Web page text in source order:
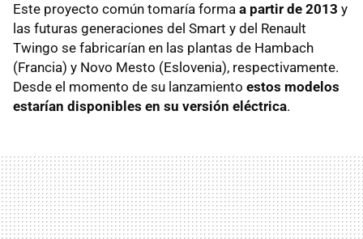
Este proyecto común tomaría forma a partir de 2013 y
las futuras generaciones del Smart y del Renault
Twingo se fabricarían en las plantas de Hambach
(Francia) y Novo Mesto (Eslovenia), respectivamente.
Desde el momento de su lanzamiento estos modelos
estarían disponibles en su versión eléctrica.